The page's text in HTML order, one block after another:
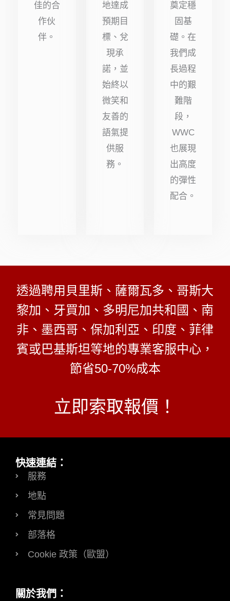
佳的合
作伙
伴。
地達成
預期目
標、兌
現承
諾，並
始終以
微笑和
友善的
語氣提
供服
務。
奠定穩
固基
礎。在
我們成
長過程
中的艱
難階
段，
WWC
也展現
出高度
的彈性
配合。
透過聘用貝里斯、薩爾瓦多、哥斯大
黎加、牙買加、多明尼加共和國、南
非、墨西哥、保加利亞、印度、菲律
賓或巴基斯坦等地的專業客服中心，
節省50-70%成本
立即索取報價！
快速連結：
服務
地點
常見問題
部落格
Cookie 政策（歐盟）
關於我們：